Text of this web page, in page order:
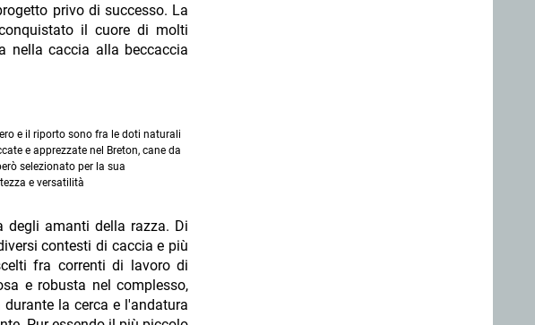
privo di successo. La
il cuore di molti
nella caccia alla beccaccia
e il riporto sono fra le doti naturali
e apprezzate nel Breton, cane da
selezionato per la sua
e versatilità
degli amanti della razza. Di
contesti di caccia e più
fra correnti di lavoro di
e robusta nel complesso,
la cerca e l'andatura